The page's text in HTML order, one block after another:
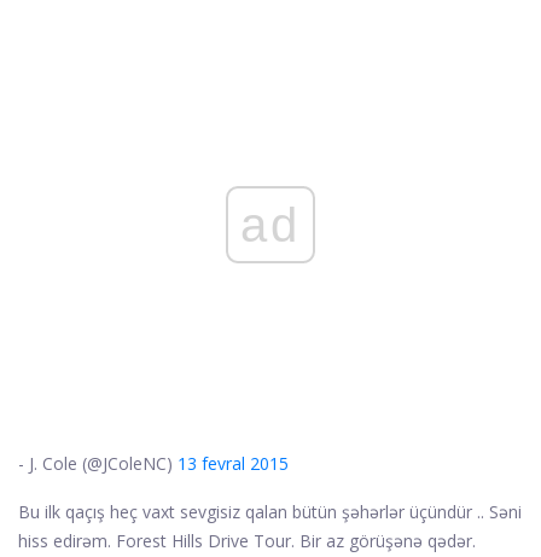
ad
- J. Cole (@JColeNC) 13 fevral 2015
Bu ilk qaçış heç vaxt sevgisiz qalan bütün şəhərlər üçündür .. Səni
hiss edirəm. Forest Hills Drive Tour. Bir az görüşənə qədər.